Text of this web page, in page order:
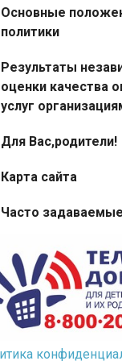
Основные
политики
Результаты
оценки качества
услуг
Для Вас,родители!
Карта сайта
Часто